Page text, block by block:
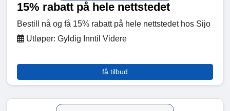
15% rabatt på hele nettstedet
Bestill nå og få 15% rabatt på hele nettstedet hos Sijo
Utløper: Gyldig Inntil Videre
få tilbud